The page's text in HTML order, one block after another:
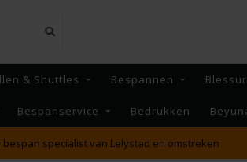
& Shuttles Bespannen
Bespanservice Bedrukken
bespan specialist van Lelystad en omstreken